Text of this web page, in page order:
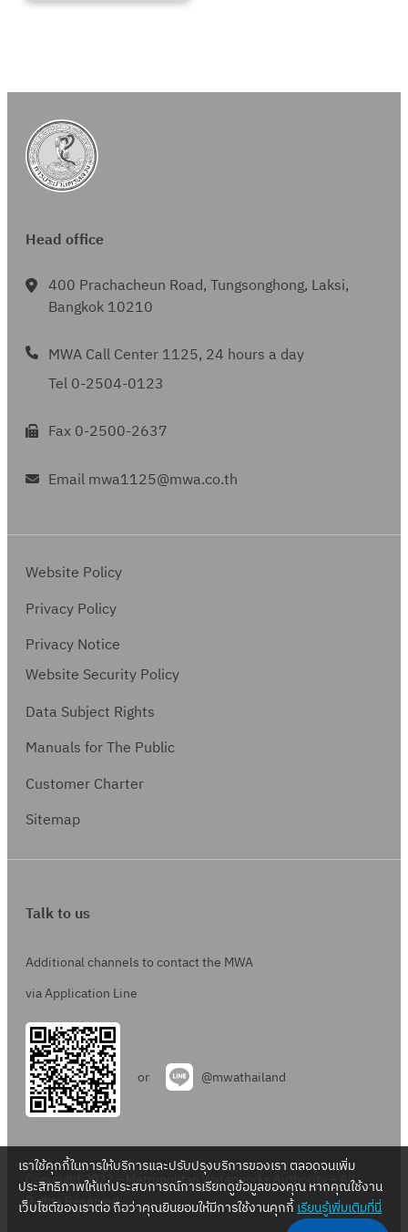
Head office
400 Prachacheun Road, Tungsonghong, Laksi,
Bangkok 10210
MWA Call Center 1125, 24 hours a day
Tel 0-2504-0123
Fax 0-2500-2637
Email mwa1125@mwa.co.th
Website Policy
Privacy Policy
Privacy Notice
Website Security Policy
Data Subject Rights
Manuals for The Public
Customer Charter
Sitemap
Talk to us
Additional channels to contact the MWA
via Application Line
or @mwathailand
Copyright 2022 – Metropolitan Waterworks Authority – All
Rights Reserved.
เราใช้คุกกี้ในการให้บริการและปรับปรุงบริการของเรา ตลอดจนเพิ่ม
ประสิทธิภาพให้แก่ประสบการณ์การเรียกดูข้อมูลของคุณ หากคุณใช้งาน
เว็บไซต์ของเราต่อ ถือว่าคุณยินยอมให้มีการใช้งานคุกกี้เรียนรู้เพิ่มเติมที่นี่